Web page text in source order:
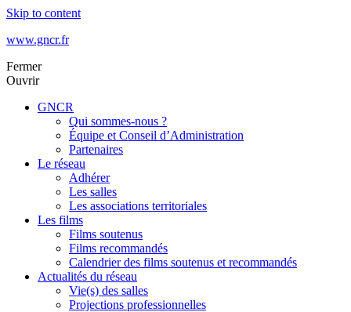
Skip to content
www.gncr.fr
Fermer
Ouvrir
GNCR
Qui sommes-nous ?
Équipe et Conseil d’Administration
Partenaires
Le réseau
Adhérer
Les salles
Les associations territoriales
Les films
Films soutenus
Films recommandés
Calendrier des films soutenus et recommandés
Actualités du réseau
Vie(s) des salles
Projections professionnelles